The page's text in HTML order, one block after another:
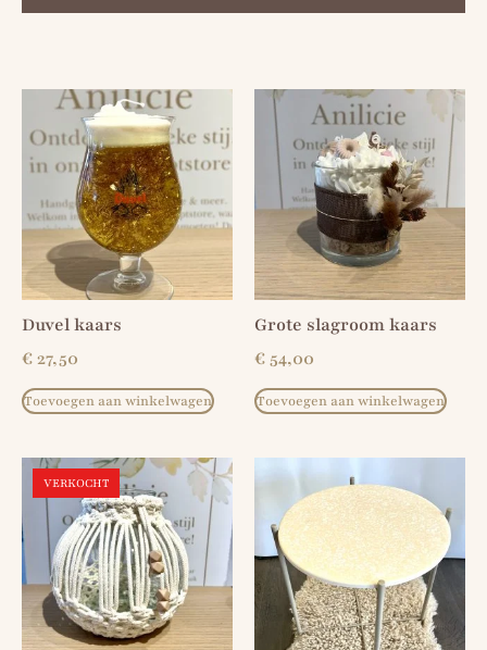
Duvel kaars
€27,50
Toevoegen aan winkelwagen
Grote slagroom kaars
€54,00
Toevoegen aan winkelwagen
VERKOCHT